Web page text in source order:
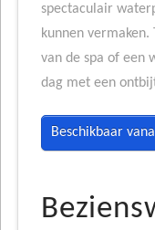
spectaculair
kunnen
van de spa of een
dag met een
Beschikbaar